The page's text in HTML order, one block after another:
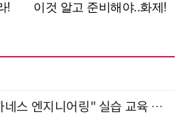
현업에서 바로 쓰는 "하네스 엔지니어링" 실습 교육 워크숍 8월 20일 개최